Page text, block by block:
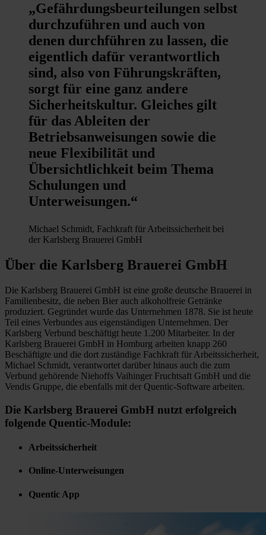
„Gefährdungsbeurteilungen selbst
durchzuführen und auch von
denen durchführen zu lassen, die
eigentlich dafür verantwortlich
sind, also von Führungskräften,
sorgt für eine ganz andere
Sicherheitskultur. Gleiches gilt
für das Ableiten der
Betriebsanweisungen sowie die
neue Flexibilität und
Übersichtlichkeit beim Thema
Schulungen und
Unterweisungen.“
Michael Schmidt, Fachkraft für Arbeitssicherheit bei
der Karlsberg Brauerei GmbH
Über die Karlsberg Brauerei GmbH
Die Karlsberg Brauerei GmbH ist eine große deutsche Brauerei in
Familienbesitz, die neben Bier auch alkoholfreie Getränke
produziert. Gegründet wurde das Unternehmen 1878. Sie ist heute
Teil eines Verbundes aus eigenständigen Unternehmen. Der
Karlsberg Verbund beschäftigt heute 1.200 Mitarbeiter. In der
Karlsberg Brauerei GmbH in Homburg arbeiten knapp 260
Beschäftigte und die dort zuständige Fachkraft für Arbeitssicherheit,
Michael Schmidt, verantwortet darüber hinaus auch die zum
Verbund gehörende Niehoffs Vaihinger Fruchtsaft GmbH und die
Vendis Gruppe, die ebenfalls mit der Quentic-Software arbeiten.
Die Karlsberg Brauerei GmbH nutzt erfolgreich
folgende Quentic-Module:
Arbeitssicherheit
Online-Unterweisungen
Quentic App